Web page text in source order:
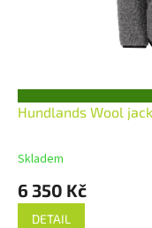
Hundlands Wool
Skladem
6 350 Kč
DETAIL